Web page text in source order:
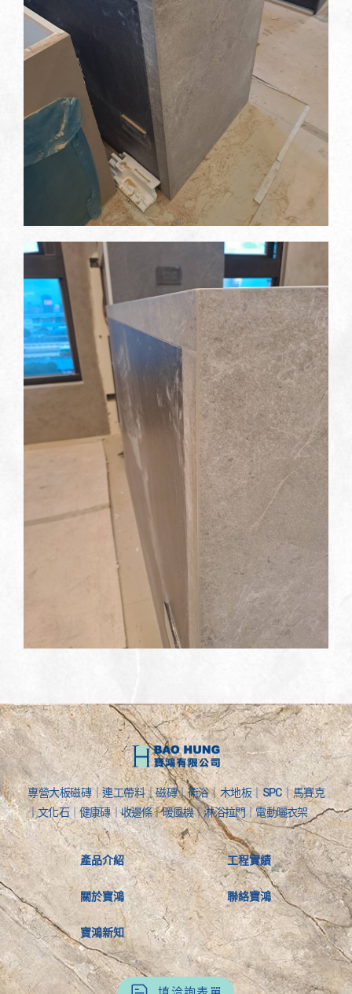
專營大板磁磚｜連工帶料｜磁磚｜衛浴｜木地板｜SPC｜馬賽克
｜文化石｜健康磚｜收邊條｜暖風機｜淋浴拉門｜電動曬衣架
產品介紹
關於寶鴻
寶鴻新知
工程實績
聯絡寶鴻